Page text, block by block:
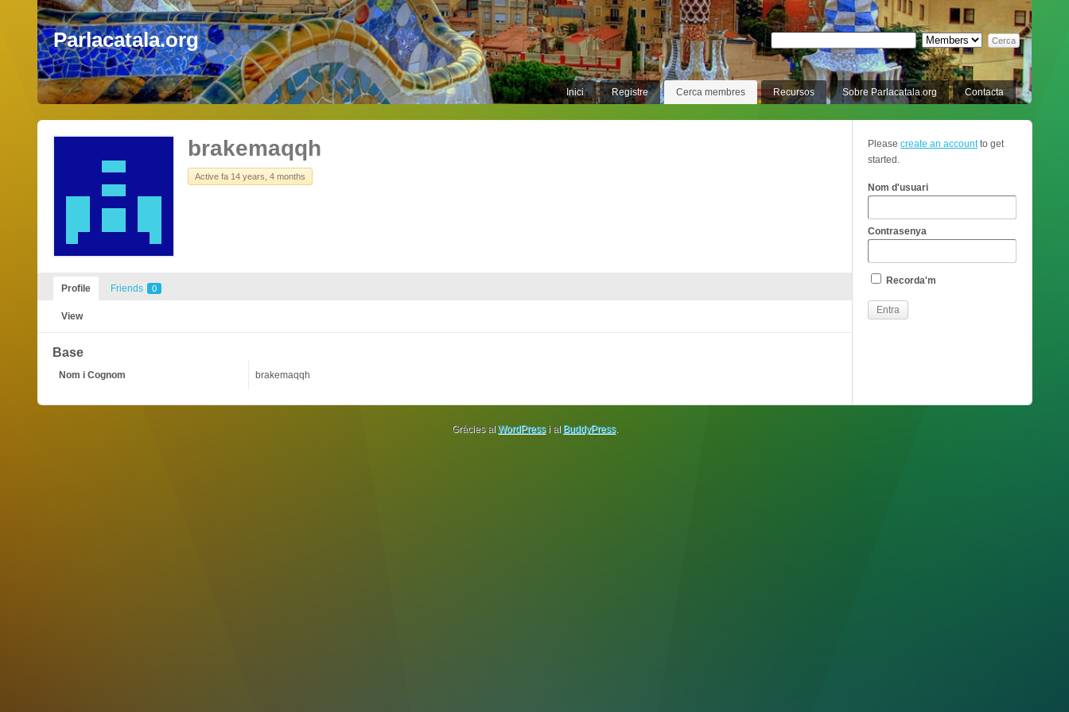
Parlacatala.org
Inici Registre Cerca membres Recursos Sobre Parlacatala.org Contacta
brakemaqqh
Active fa 14 years, 4 months
Profile Friends 0
View
Base
Nom i Cognom brakemaqqh
Please create an accountto get
started.
Nom d'usuari
Contrasenya
Recorda'm
Gràcies al WordPressi al BuddyPress.